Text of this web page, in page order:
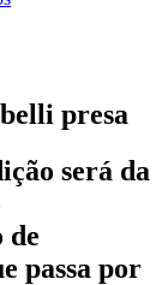
presa
será da
de
passa por